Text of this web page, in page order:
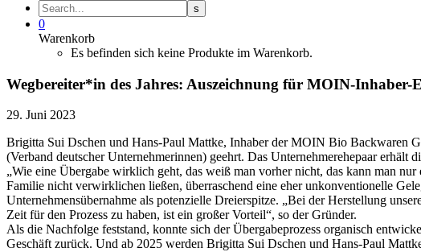
0
Warenkorb
Es befinden sich keine Produkte im Warenkorb.
Wegbereiter*in des Jahres: Auszeichnung für MOIN-Inhaber-
29. Juni 2023
Brigitta Sui Dschen und Hans-Paul Mattke, Inhaber der MOIN Bio Backwaren
(Verband deutscher Unternehmerinnen) geehrt. Das Unternehmerehepaar
„Wie eine Übergabe wirklich geht, das weiß man vorher nicht, das kann man
Familie nicht verwirklichen ließen, überraschend eine eher unkonventionelle
Unternehmensübernahme als potenzielle Dreierspitze. „Bei der Herstellung
Zeit für den Prozess zu haben, ist ein großer Vorteil“, so der Gründer.
Als die Nachfolge feststand, konnte sich der Übergabeprozess organisch
Geschäft zurück. Und ab 2025 werden Brigitta Sui Dschen und Hans-Paul